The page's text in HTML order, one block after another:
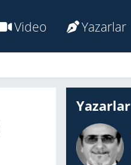
Video Yazarlar
Yazarlar